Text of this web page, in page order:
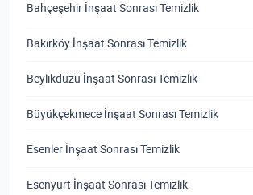
Bahçeşehir İnşaat Sonrası Temizlik
Bakırköy İnşaat Sonrası Temizlik
Beylikdüzü İnşaat Sonrası Temizlik
Büyükçekmece İnşaat Sonrası Temizlik
Esenler İnşaat Sonrası Temizlik
Esenyurt İnşaat Sonrası Temizlik